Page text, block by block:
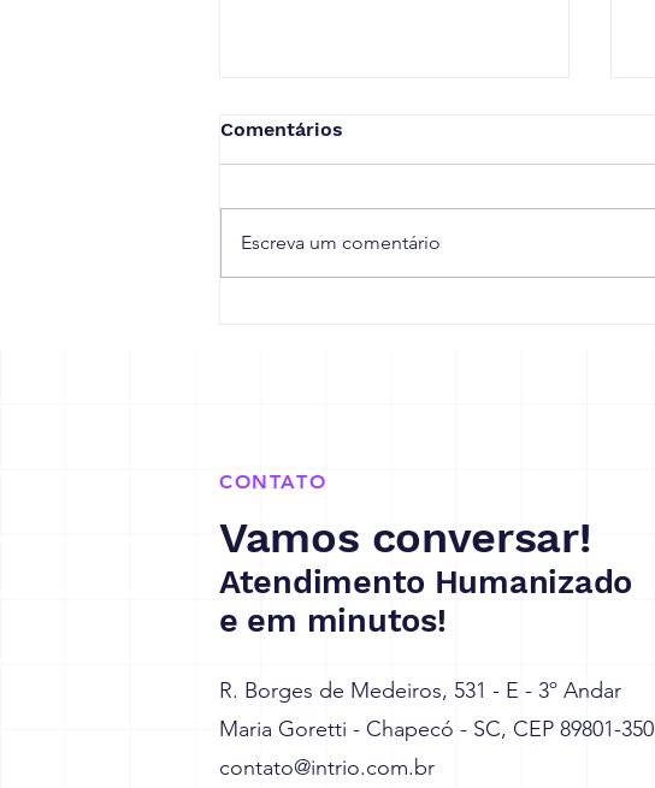
Comentários
Escreva um comentário
CONTATO
Vamos conversar!
Atendimento Humanizado
e em minutos!
R. Borges de Medeiros, 531 - E - 3º Andar
Maria Goretti - Chapecó - SC, CEP 89801-350
contato@intrio.com.br